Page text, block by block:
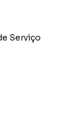
infraestrutura
Não
Serviço